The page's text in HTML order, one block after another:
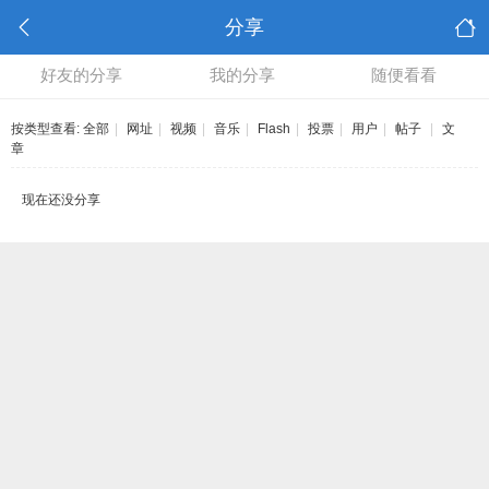
分享
好友的分享 我的分享 随便看看
按类型查看: 全部 网址 视频 音乐 Flash 投票 用户 帖子
文
章
现在还没分享